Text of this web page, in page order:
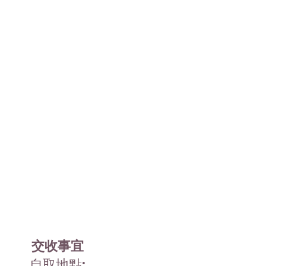
交收事宜